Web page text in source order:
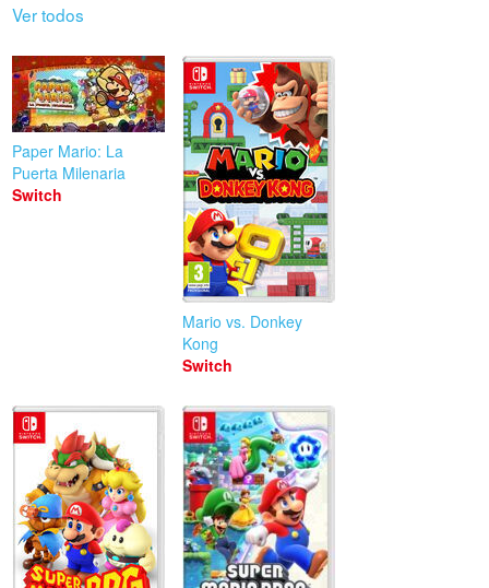
Ver todos
Paper Mario: La
Puerta Milenaria
Switch
Mario vs. Donkey
Kong
Switch